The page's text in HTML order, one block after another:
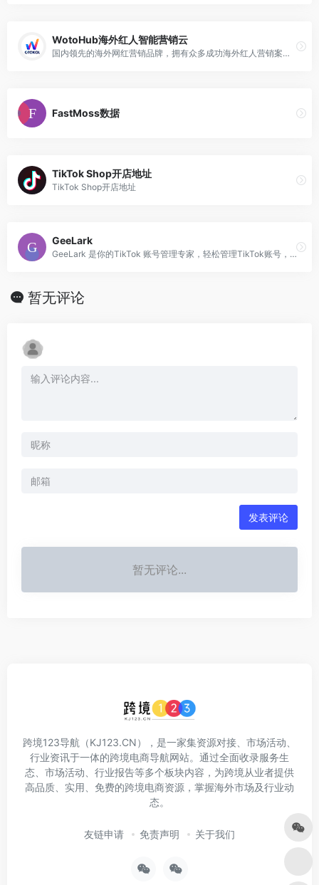
WotoHub海外红人智能营销云
国内领先的海外网红营销品牌，拥有众多成功海外红人营销案例，平台搭建聚集海量海外红人资源，拥有10万+来自海外的网红。帮助国内企业实现海外跨境营销。同时卧兔也是杭州地区的TikTok官方代理，帮助企业实现TikTok新媒体海外变现，包括TikTok开户、TikTok广告投放。
FastMoss数据
TikTok Shop开店地址
TikTok Shop开店地址
GeeLark
GeeLark 是你的TikTok 账号管理专家，轻松管理TikTok账号，云手机技术保障 TikTok 环境独立安全。GeeLark 帮助你简化营销流程，提升
暂无评论
发表评论
暂无评论...
跨境123导航（KJ123.CN），是一家集资源对接、市场活动、
行业资讯于一体的跨境电商导航网站。通过全面收录服务生
态、市场活动、行业报告等多个板块内容，为跨境从业者提供
高品质、实用、免费的跨境电商资源，掌握海外市场及行业动
态。
友链申请 免责声明 关于我们